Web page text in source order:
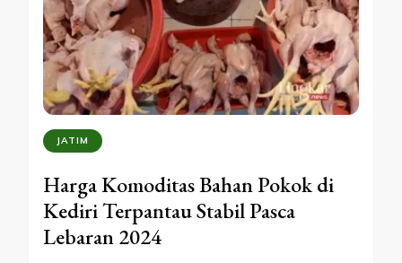
JATIM
Harga Komoditas Bahan Pokok di
Kediri Terpantau Stabil Pasca
Lebaran 2024